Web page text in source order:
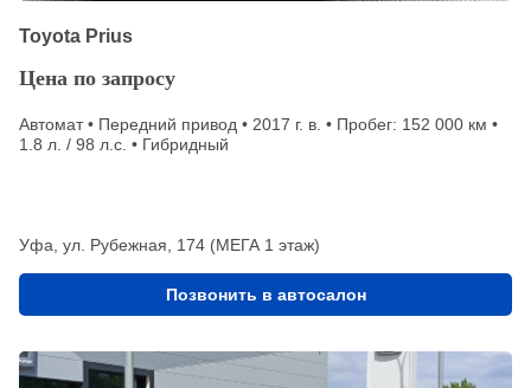
Toyota Prius
Цена по запросу
Автомат • Передний привод • 2017 г. в. • Пробег: 152 000 км •
1.8 л. / 98 л.с. • Гибридный
Уфа, ул. Рубежная, 174 (МЕГА 1 этаж)
Позвонить в автосалон